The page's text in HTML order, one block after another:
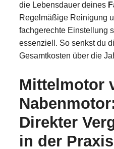
die Lebensdauer deines
Regelmäßige Reinigung
fachgerechte Einstellung
essenziell. So senkst du
Gesamtkosten über die
Mittelmotor
Direkter
in der Praxis